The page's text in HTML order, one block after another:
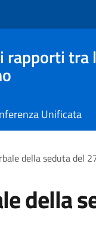
Unificata
della seduta del
della